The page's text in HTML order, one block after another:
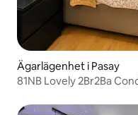
Ägarlägenhet i Pasay
81NB Lovely 2Br2Ba